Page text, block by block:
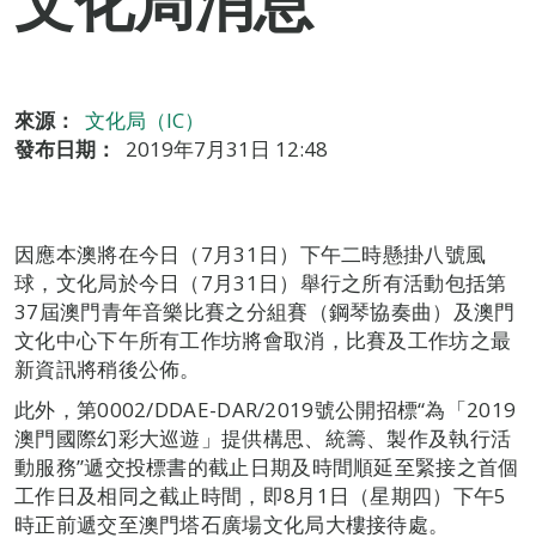
來源：
文化局（IC）
發布日期：
2019年7月31日 12:48
因應本澳將在今日（7月31日）下午二時懸掛八號風
球，文化局於今日（7月31日）舉行之所有活動包括第
37屆澳門青年音樂比賽之分組賽（鋼琴協奏曲）及澳門
文化中心下午所有工作坊將會取消，比賽及工作坊之最
新資訊將稍後公佈。
此外，第0002/DDAE-DAR/2019號公開招標“為「2019
澳門國際幻彩大巡遊」提供構思、統籌、製作及執行活
動服務”遞交投標書的截止日期及時間順延至緊接之首個
工作日及相同之截止時間，即8月1日（星期四）下午5
時正前遞交至澳門塔石廣場文化局大樓接待處。